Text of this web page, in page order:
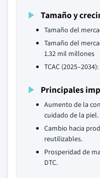
Tamaño y
Tamaño del
Tamaño del
1.32 mil millones
TCAC
Principales
Aumento de la
cuidado de la piel.
Cambio hacia
reutilizables.
Prosperidad de
DTC.